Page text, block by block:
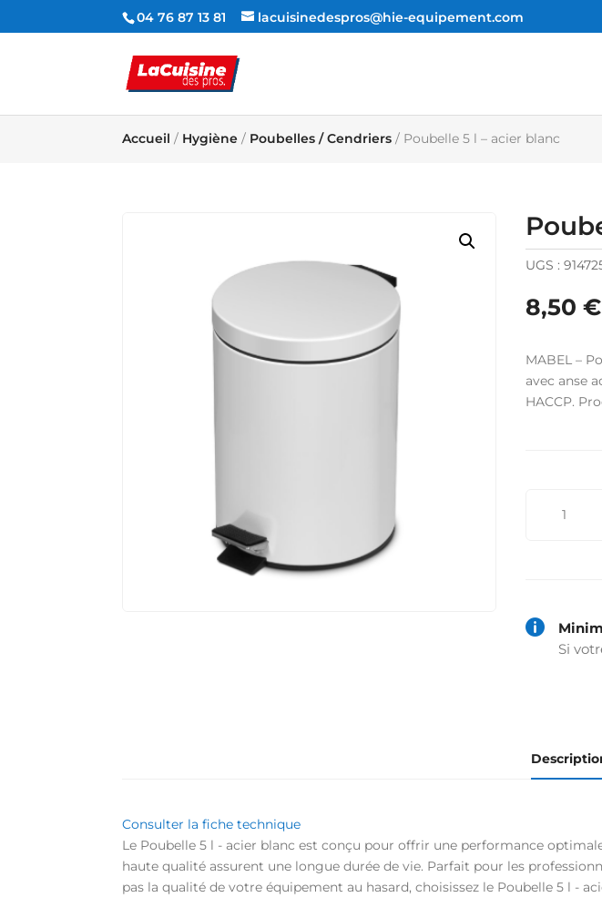
04 76 87 13 81 lacuisinedespros@hie-equipement.com
Accueil / Hygiène / Poubelles / Cendriers / Poubelle 5 l – acier blanc
UGS :
8,50€
MABEL –
avec anse
HACCP.
acier
blanc

Si
Consulter la fiche technique
Le Poubelle 5 l - acier blanc est conçu pour offrir une performance
haute qualité assurent une longue durée de vie. Parfait pour les
pas la qualité de votre équipement au hasard, choisissez le Poubelle 5 l -